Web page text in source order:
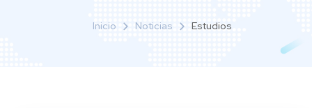
Inicio Noticias Estudios